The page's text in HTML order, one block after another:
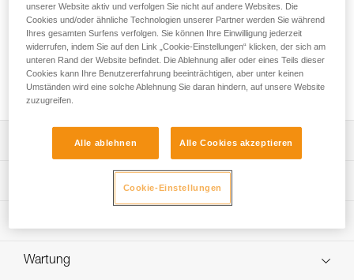
Der Bandfalldämpfer befindet sich in einer Hülle, die an den
Enden geöffnet werden und ausgetauscht werden kann. So
wird der Falldämpfer vor Abrieb geschützt. Er ist in zwei
Längen erhältlich, um einen optimalen Kompromiss
zwischen der Reduzierung der Sturzhöhe und der
Entfernung vom Seil zu ermöglichen.
Leistungsverzeichnis
Darf ausschließlich mit einem mitlaufenden Auffanggerät
ASAP oder ASAP LOCK zum Einrichten eines
Auffangsystems verwendet werden.
Ultrakompakter, strapazierfähiger und praktischer
- Ermöglicht dank des flexiblen Gurtbands eine optimale
der Verwendung mit ASAP oder ASAP LOCK, ANSI
Material: Polyamid, Polyester
Das PDF herunterladen technical-notice-ASAP-SORBER-
Wartung
unserer Website aktiv und verfolgen Sie nicht auf andere Websites. Die
Cookies und/oder ähnliche Technologien unserer Partner werden Sie während
Ihres gesamten Surfens verfolgen. Sie können Ihre Einwilligung jederzeit
widerrufen, indem Sie auf den Link „Cookie-Einstellungen“ klicken, der sich am
unteren Rand der Website befindet. Die Ablehnung aller oder eines Teils dieser
Cookies kann Ihre Benutzererfahrung beeinträchtigen, aber unter keinen
Umständen wird eine solche Ablehnung Sie daran hindern, auf unsere Website
zuzugreifen.
Alle ablehnen Alle Cookies akzeptieren
Cookie-Einstellungen